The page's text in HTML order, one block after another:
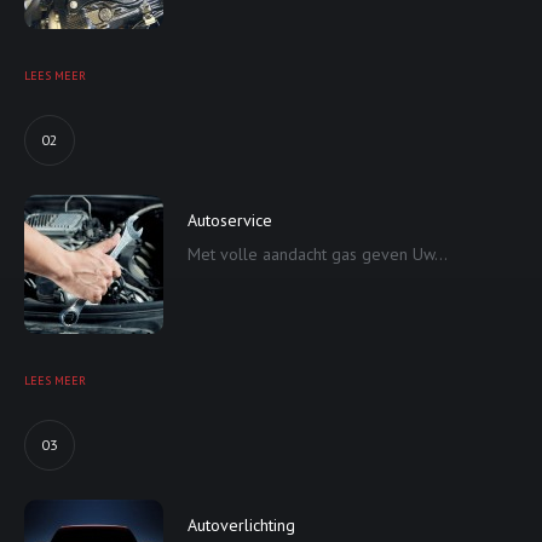
LEES MEER
02
Autoservice
Met volle aandacht gas geven Uw...
LEES MEER
03
Autoverlichting